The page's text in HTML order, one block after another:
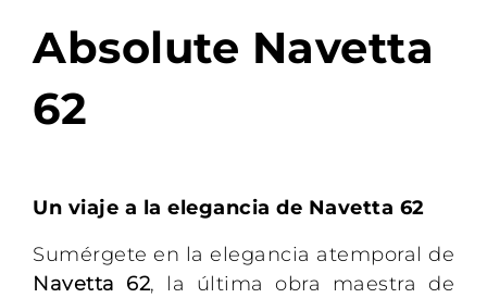
Absolute Navetta
62
Un viaje a la elegancia de Navetta 62
Sumérgete en la elegancia atemporal de
Navetta 62, la última obra maestra de